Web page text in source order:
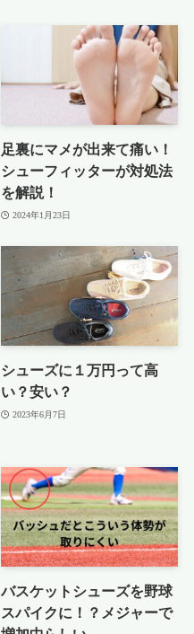
足裏にマメが出来て痛い！
シューフィッターが対処法
を解説！
2024年1月23日
シューズに１万円って高
い？安い？
2023年6月7日
バスケットシューズを野球
スパイクに！？メジャーで